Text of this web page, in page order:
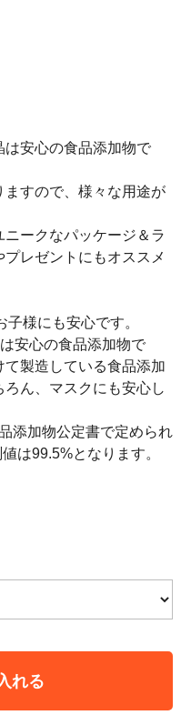
安心の食品添加物で
すので、様々な用途が
ークなパッケージ＆ラ
レゼントにもオススメ
様にも安心です。
安心の食品添加物で
製造している食品添加
ん、マスクにも安心し
添加物公定書で定められ
は99.5%となります。
れる